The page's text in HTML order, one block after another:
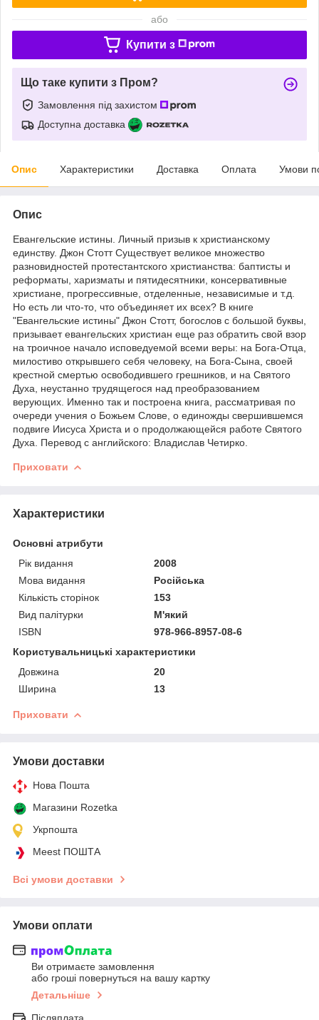
або
Купити з
Що таке купити з Пром?
Замовлення під захистом
Доступна доставка
Опис Характеристики Доставка Оплата Умови
Опис
Евангельские истины. Личный призыв к христианскому
единству. Джон Стотт Существует великое множество
разновидностей протестантского христианства: баптисты и
реформаты, харизматы и пятидесятники, консервативные
христиане, прогрессивные, отделенные, независимые и т.д.
Но есть ли что-то, что объединяет их всех? В книге
"Евангельские истины" Джон Стотт, богослов с большой буквы,
призывает евангельских христиан еще раз обратить свой взор
на троичное начало исповедуемой всеми веры: на Бога-Отца,
милостиво открывшего себя человеку, на Бога-Сына, своей
крестной смертью освободившего грешников, и на Святого
Духа, неустанно трудящегося над преобразованием
верующих. Именно так и построена книга, рассматривая по
очереди учения о Божьем Слове, о единожды свершившемся
подвиге Иисуса Христа и о продолжающейся работе Святого
Духа. Перевод с английского: Владислав Четирко.
Приховати
Характеристики
Основні атрибути
Рік видання
2008
Мова видання
Російська
Кількість сторінок
153
Вид палітурки
М'який
ISBN
978-966-8957-08-6
Користувальницькі характеристики
Довжина
20
Ширина
13
Приховати
Умови доставки
Нова Пошта
Магазини Rozetka
Укрпошта
Meest ПОШТА
Всі умови доставки
Умови оплати
Ви отримаєте замовлення
або гроші повернуться на вашу картку
Детальніше